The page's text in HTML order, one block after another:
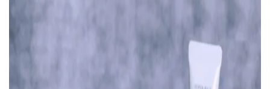
ПЕРЕЧИСЛИТЬ
ВЕРНУТЬСЯ